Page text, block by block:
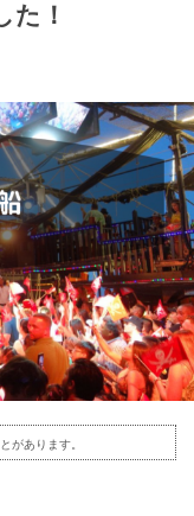
た！
があります。